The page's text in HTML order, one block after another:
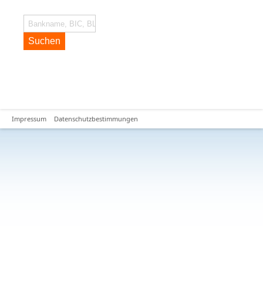
Suchen
Impressum Datenschutzbestimmungen